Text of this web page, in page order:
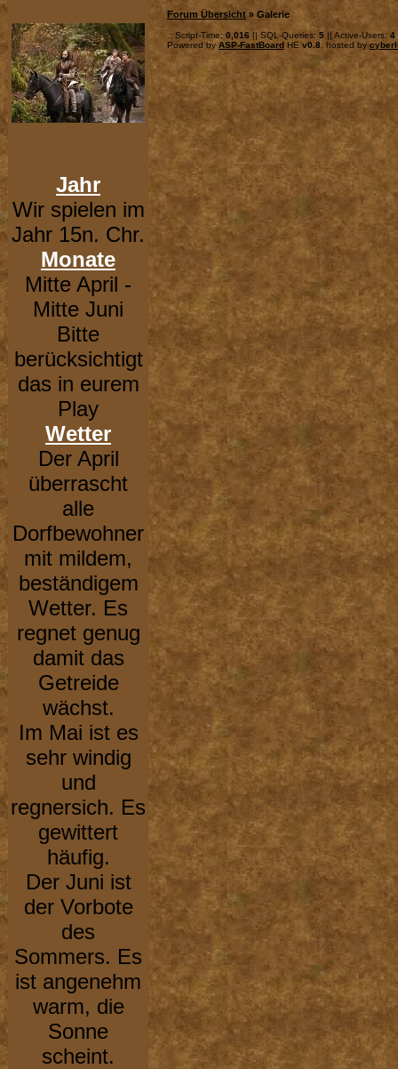
Jahr
Wir spielen im
Jahr 15n. Chr.
Monate
Mitte April -
Mitte Juni
Bitte
berücksichtigt
das in eurem
Play
Wetter
Der April
überrascht
alle
Dorfbewohner
mit mildem,
beständigem
Wetter. Es
regnet genug
damit das
Getreide
wächst.
Im Mai ist es
sehr windig
und
regnersich. Es
gewittert
häufig.
Der Juni ist
der Vorbote
des
Sommers. Es
ist angenehm
warm, die
Sonne
scheint.
Forum Übersicht » Galerie
.: Script-Time: 0,016 || SQL-Queries: 5 || Active-Users: 4
Powered by ASP-FastBoard HE v0.8 , hosted by